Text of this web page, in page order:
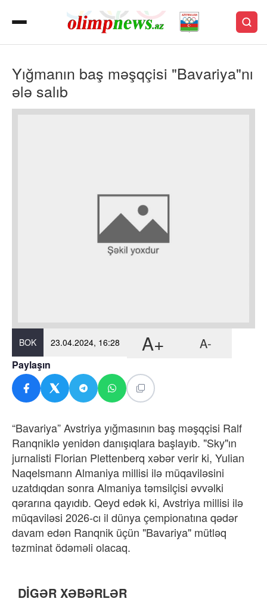
Yığmanın baş məşqçisi "Bavariya"nı
ələ salıb
BOK 23.04.2024, 16:28 A+ A-
Paylaşın
“Bavariya” Avstriya yığmasının baş məşqçisi Ralf
Ranqniklə yenidən danışıqlara başlayıb. "Sky"ın
jurnalisti Florian Plettenberq xəbər verir ki, Yulian
Naqelsmann Almaniya millisi ilə müqaviləsini
uzatdıqdan sonra Almaniya təmsilçisi əvvəlki
qərarına qayıdıb. Qeyd edək ki, Avstriya millisi ilə
müqaviləsi 2026-cı il dünya çempionatına qədər
davam edən Ranqnik üçün "Bavariya" mütləq
təzminat ödəməli olacaq.
DİGƏR XƏBƏRLƏR